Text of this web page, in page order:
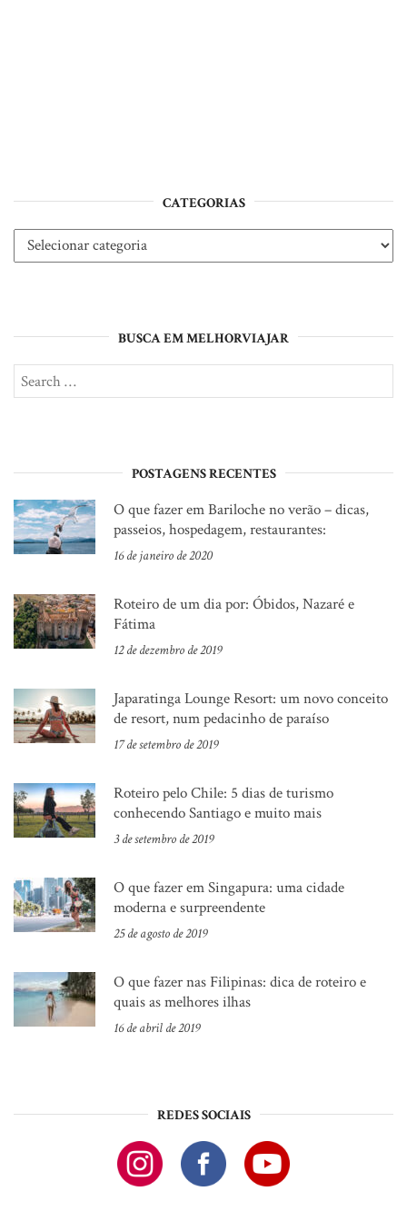
CATEGORIAS
Categorias
BUSCA EM MELHORVIAJAR
Search
for:
POSTAGENS RECENTES
O que fazer em Bariloche no verão – dicas,
passeios, hospedagem, restaurantes:
16 de janeiro de 2020
Roteiro de um dia por: Óbidos, Nazaré e
Fátima
12 de dezembro de 2019
Japaratinga Lounge Resort: um novo conceito
de resort, num pedacinho de paraíso
17 de setembro de 2019
Roteiro pelo Chile: 5 dias de turismo
conhecendo Santiago e muito mais
3 de setembro de 2019
O que fazer em Singapura: uma cidade
moderna e surpreendente
25 de agosto de 2019
O que fazer nas Filipinas: dica de roteiro e
quais as melhores ilhas
16 de abril de 2019
REDES SOCIAIS